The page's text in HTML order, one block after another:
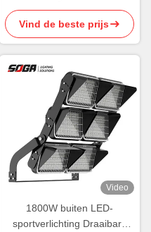
Area Outdoor Lighting ROHS
Vind de beste prijs
Video
1800W buiten LED-
sportverlichting Draaibare